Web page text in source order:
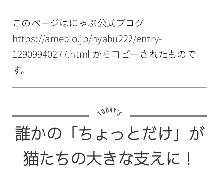
情報公開
このページはにゃぶ公式ブログ
https://ameblo.jp/nyabu222/entry-
12909940277.html からコピーされたもので
す。
誰かの「ちょっとだけ」が
猫たちの大きな支えに！